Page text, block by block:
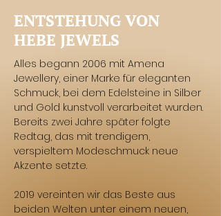
ENTSTEHUNG VON
HEBE JEWELS
Alles begann 2006 mit Amena
Jewellery, einer Marke für eleganten
Schmuck, bei dem Edelsteine in Silber
und Gold kunstvoll verarbeitet wurden.
Bereits zwei Jahre später folgte
Redtag, das mit trendigem,
verspieltem Modeschmuck neue
Akzente setzte.
2019 vereinten wir das Beste aus
beiden Welten unter einem neuen,